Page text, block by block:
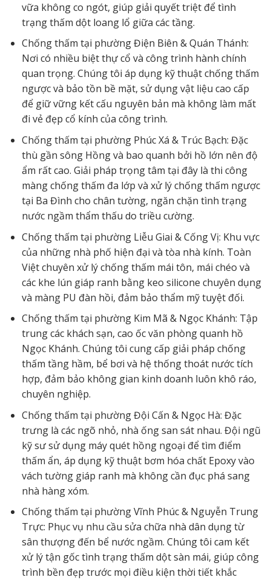
vữa không co ngót, giúp giải quyết triệt để tình
trạng thấm dột loang lổ giữa các tầng.
Chống thấm tại phường Điện Biên & Quán Thánh:
Nơi có nhiều biệt thự cổ và công trình hành chính
quan trọng. Chúng tôi áp dụng kỹ thuật chống thấm
ngược và bảo tồn bề mặt, sử dụng vật liệu cao cấp
để giữ vững kết cấu nguyên bản mà không làm mất
đi vẻ đẹp cổ kính của công trình.
Chống thấm tại phường Phúc Xá & Trúc Bạch: Đặc
thù gần sông Hồng và bao quanh bởi hồ lớn nên độ
ẩm rất cao. Giải pháp trọng tâm tại đây là thi công
màng chống thấm đa lớp và xử lý chống thấm ngược
tại Ba Đình cho chân tường, ngăn chặn tình trạng
nước ngầm thẩm thấu do triều cường.
Chống thấm tại phường Liễu Giai & Cống Vị: Khu vực
của những nhà phố hiện đại và tòa nhà kính. Toàn
Việt chuyên xử lý chống thấm mái tôn, mái chéo và
các khe lún giáp ranh bằng keo silicone chuyên dụng
và màng PU đàn hồi, đảm bảo thẩm mỹ tuyệt đối.
Chống thấm tại phường Kim Mã & Ngọc Khánh: Tập
trung các khách sạn, cao ốc văn phòng quanh hồ
Ngọc Khánh. Chúng tôi cung cấp giải pháp chống
thấm tầng hầm, bể bơi và hệ thống thoát nước tích
hợp, đảm bảo không gian kinh doanh luôn khô ráo,
chuyên nghiệp.
Chống thấm tại phường Đội Cấn & Ngọc Hà: Đặc
trưng là các ngõ nhỏ, nhà ống san sát nhau. Đội ngũ
kỹ sư sử dụng máy quét hồng ngoại để tìm điểm
thấm ẩn, áp dụng kỹ thuật bơm hóa chất Epoxy vào
vách tường giáp ranh mà không cần đục phá sang
nhà hàng xóm.
Chống thấm tại phường Vĩnh Phúc & Nguyễn Trung
Trực: Phục vụ nhu cầu sửa chữa nhà dân dụng từ
sân thượng đến bể nước ngầm. Chúng tôi cam kết
xử lý tận gốc tình trạng thấm dột sàn mái, giúp công
trình bền đẹp trước mọi điều kiện thời tiết khắc